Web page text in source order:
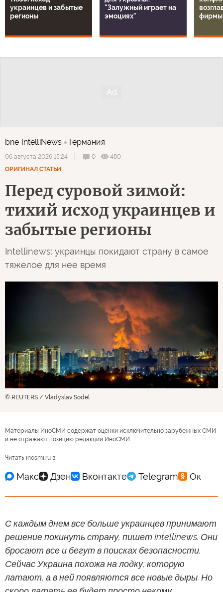
украинцев и забытые
регионы
"Залужный играет на
эмоциях"
фирмы
bne IntelliNews Германия
06 августа 2026 15:24 0
480
ОРИГИНАЛ СТАТЬИ
Перед суровой зимой:
тихий исход украинцев и
забытые регионы
Intellinews: украинцы покидают страну в самое
тяжелое для нее время
© REUTERS / Vladyslav Sodel
Материалы ИноСМИ содержат оценки исключительно зарубежных СМИ
и не отражают позицию редакции ИноСМИ
Читать inosmi.ru в
С каждым днем все больше украинцев принимают
решение покинуть страну, пишет Intellinews. Они
бросают все и бегут в поисках безопасности.
Сейчас Украина похожа на лодку, которую
латают, а в ней появляются все новые дыры. Но